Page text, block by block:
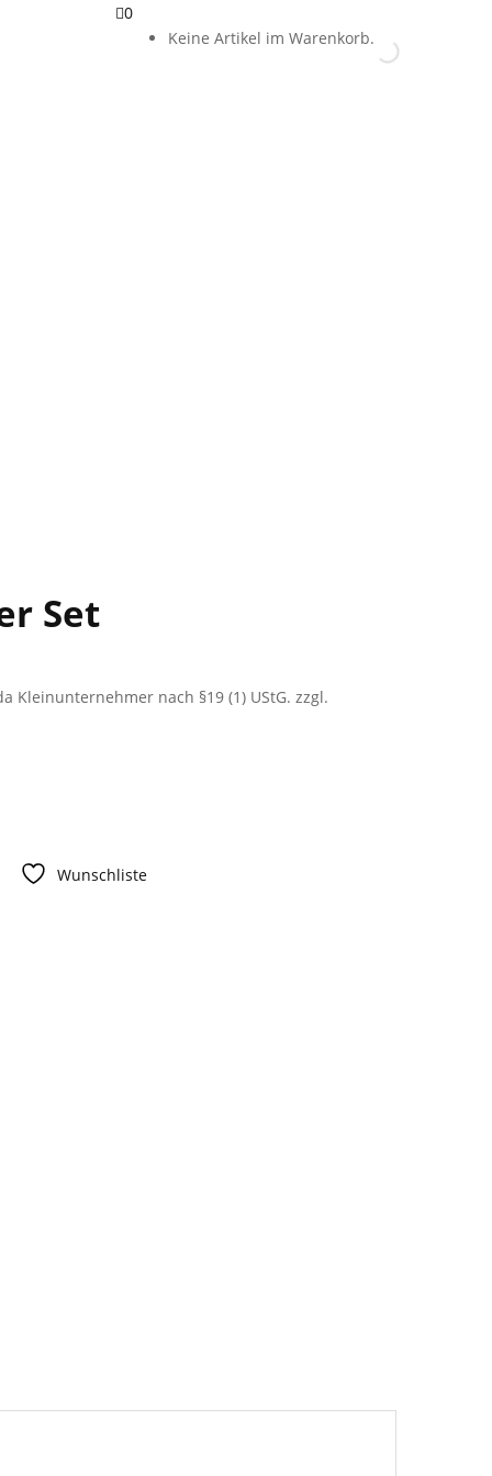
0
Keine Artikel im Warenkorb.
Set
Kleinunternehmer nach §19 (1) UStG. zzgl.
Wunschliste